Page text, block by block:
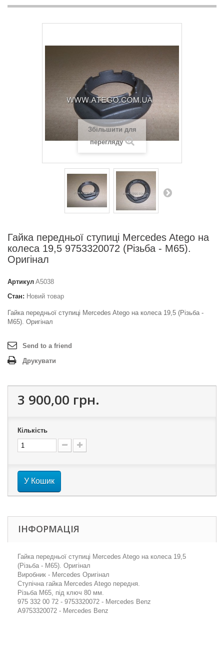
Збільшити для
перегляду
Гайка передньої ступиці Mercedes Atego на
колеса 19,5 9753320072 (Різьба - M65).
Оригінал
Артикул A5038
Стан: Новий товар
Гайка передньої ступиці Mercedes Atego на колеса 19,5 (Різьба -
M65). Оригінал
Send to a friend
Друкувати
3 900,00 грн.
Кількість
У Кошик
ІНФОРМАЦІЯ
Гайка передньої ступиці Mercedes Atego на колеса 19,5
(Різьба - M65). Оригінал
Виробник - Mercedes Оригінал
Ступічна гайка Mercedes Atego передня.
Різьба M65, під ключ 80 мм.
975 332 00 72 - 9753320072 - Mercedes Benz
A9753320072 - Mercedes Benz